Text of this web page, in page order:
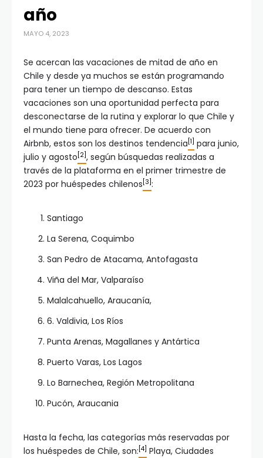
año
MAYO 4, 2023
Se acercan las vacaciones de mitad de año en
Chile y desde ya muchos se están programando
para tener un tiempo de descanso. Estas
vacaciones son una oportunidad perfecta para
desconectarse de la rutina y explorar lo que Chile y
el mundo tiene para ofrecer. De acuerdo con
Airbnb, estos son los destinos tendencia [1] para junio,
julio y agosto [2] , según búsquedas realizadas a
través de la plataforma en el primer trimestre de
2023 por huéspedes chilenos [3] :
Santiago
La Serena, Coquimbo
San Pedro de Atacama, Antofagasta
Viña del Mar, Valparaíso
Malalcahuello, Araucanía,
6. Valdivia, Los Ríos
Punta Arenas, Magallanes y Antártica
Puerto Varas, Los Lagos
Lo Barnechea, Región Metropolitana
Pucón, Araucania
Hasta la fecha, las categorías más reservadas por
los huéspedes de Chile, son: [4] Playa, Ciudades